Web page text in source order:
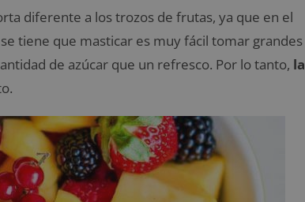
diferente a los trozos de frutas, ya que en el
tiene que masticar es muy fácil tomar grandes
de azúcar que un refresco. Por lo tanto, la